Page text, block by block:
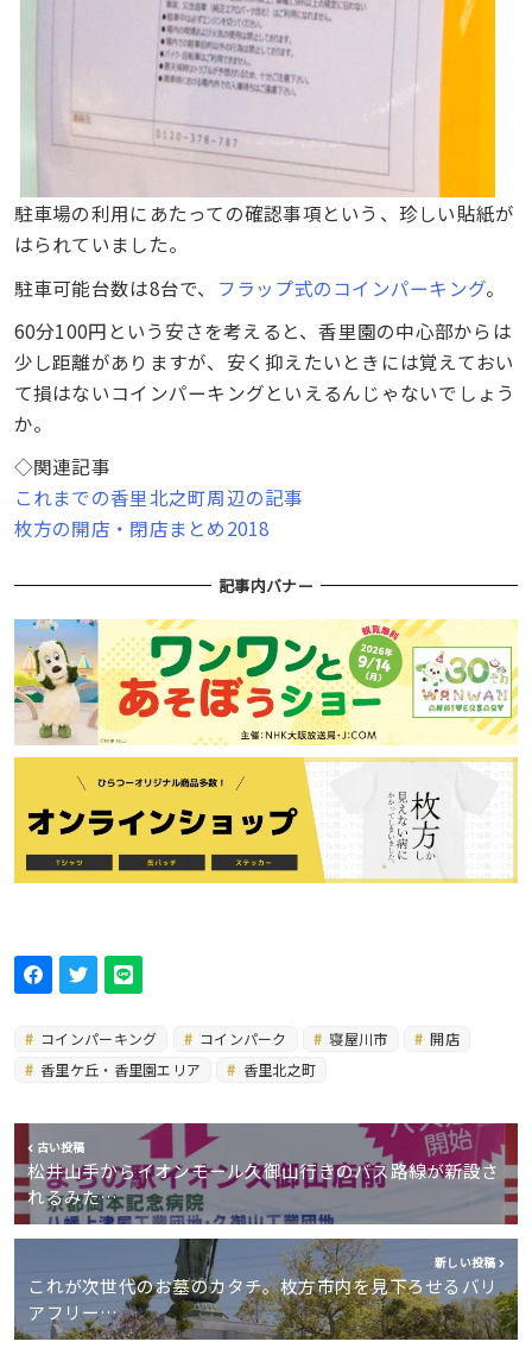
駐車場の利用にあたっての確認事項という、珍しい貼紙が
はられていました。
駐車可能台数は8台で、
フラップ式のコインパーキング。
60分100円という安さを考えると、香里園の中心部からは
少し距離がありますが、安く抑えたいときには覚えておい
て損はないコインパーキングといえるんじゃないでしょう
か。
◇関連記事
これまでの香里北之町周辺の記事
枚方の開店・閉店まとめ2018
記事内バナー
コインパーキング コインパーク 寝屋川市
開店
香里ケ丘・香里園エリア
香里北之町
古い投稿
松井山手からイオンモール久御山行きのバス路線が新設さ
れるみた…
新しい投稿
これが次世代のお墓のカタチ。枚方市内を見下ろせるバリ
アフリー…